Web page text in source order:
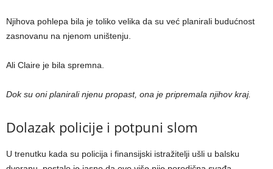
Njihova pohlepa bila je toliko velika da su već planirali budućnost
zasnovanu na njenom uništenju.
Ali Claire je bila spremna.
Dok su oni planirali njenu propast, ona je pripremala njihov kraj.
Dolazak policije i potpuni slom
U trenutku kada su policija i finansijski istražitelji ušli u balsku